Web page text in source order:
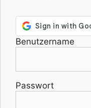
Benutzername
Passwort